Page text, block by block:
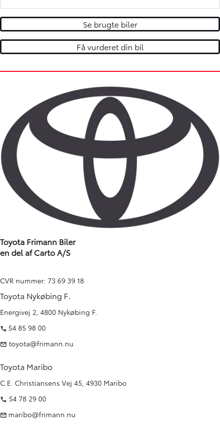
Se brugte biler
Få vurderet din bil
Toyota Frimann Biler
en del af Carto A/S
CVR nummer: 73 69 39 18
Toyota Nykøbing F.
Energivej 2, 4800 Nykøbing F.
54 85 98 00
toyota@frimann.nu
Toyota Maribo
C.E. Christiansens Vej 45, 4930 Maribo
54 78 29 00
maribo@frimann.nu